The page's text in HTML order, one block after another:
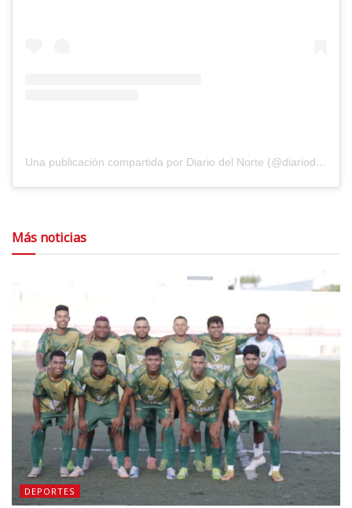
Una publicación compartida por Diario del Norte (@diariodelnorte)
Más noticias
DEPORTES